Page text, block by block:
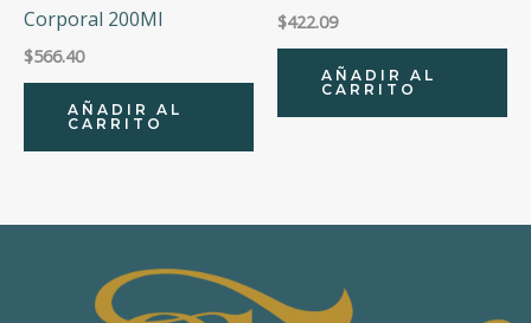
Corporal 200Ml
$566.40
AÑADIR AL
CARRITO
$422.09
AÑADIR AL
CARRITO